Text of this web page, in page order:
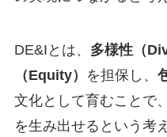
DE&Iとは、 多様性（
（Equity）
を担保し、
文化として育むことで
を生み出せるという考